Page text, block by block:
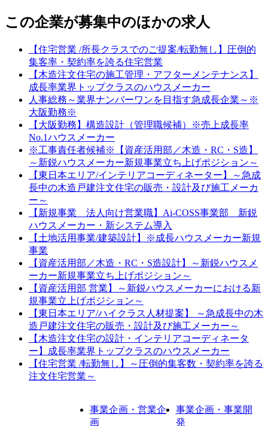
この企業が募集中のほかの求人
【住宅営業 /所長クラスでのご提案/転勤無し】圧倒的
集客率・契約率を誇る住宅営業
【木造注文住宅の施工管理・アフターメンテナンス】
成長率業界トップクラスのハウスメーカー
人事総務～業界ナンバーワンを目指す急成長企業～※
大阪勤務※
【大阪勤務】構造設計（管理職候補）※売上成長率
No.1ハウスメーカー
※工事責任者候補※【資産活用部／木造・RC・S造】
～新鋭ハウスメーカー新規事業立ち上げポジション～
【東日本エリア/インテリアコーディネーター】～急成
長中の木造戸建注文住宅の販売・設計及び施工メーカ
ー～
【新規事業 法人向け営業職】Ai-COSS事業部 新鋭
ハウスメーカー・新システム導入
【土地活用事業/建築設計】※成長ハウスメーカー新規
事業
【資産活用部／木造・RC・S造設計】～新鋭ハウスメ
ーカー新規事業立ち上げポジション～
【資産活用部 営業】～新鋭ハウスメーカーにおける新
規事業立上げポジション～
【東日本エリア/ハイクラス人材提案】 ～急成長中の木
造戸建注文住宅の販売・設計及び施工メーカー～
【木造注文住宅の設計・インテリアコーディネータ
ー】成長率業界トップクラスのハウスメーカー
【住宅営業 /転勤無し】～圧倒的集客数・契約率を誇る
注文住宅営業～
事業企画・営業企
画
事業企画・事業開
発